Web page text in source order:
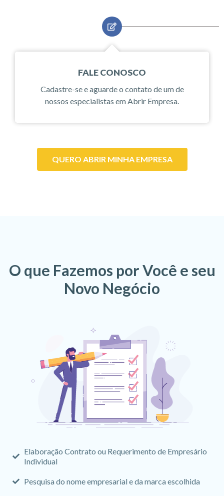
FALE CONOSCO
Cadastre-se e aguarde o contato de um de
nossos especialistas em Abrir Empresa.
QUERO ABRIR MINHA EMPRESA
O que Fazemos por Você e seu
Novo Negócio
Elaboração Contrato ou Requerimento de Empresário
Individual
Pesquisa do nome empresarial e da marca escolhida